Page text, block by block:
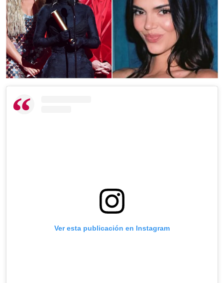
Ver esta publicación en Instagram